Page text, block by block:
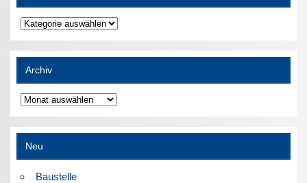
Kategorien
Archiv
Archiv
Neu
Baustelle